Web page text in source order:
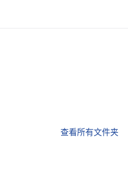
查看所有文件夹